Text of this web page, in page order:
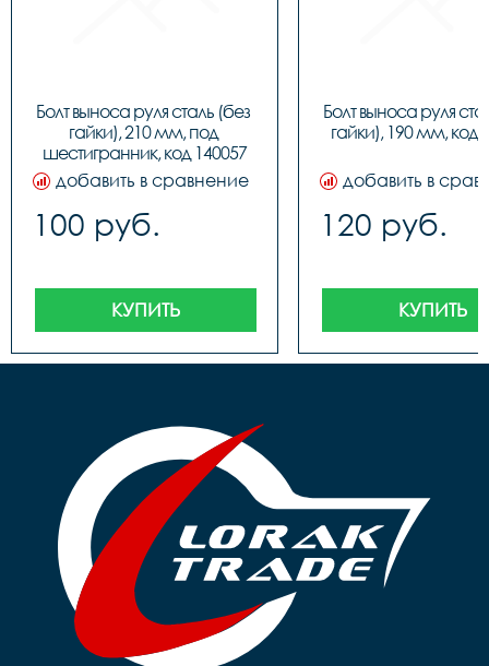
Болт выноса руля сталь (без
гайки), 210 мм, под
шестигранник, код 140057
добавить в сравнение
100 руб.
КУПИТЬ
Болт выноса руля
гайки), 190 мм, код
добавить в
120 руб.
КУПИТЬ